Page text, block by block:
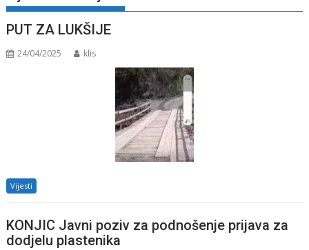
PUT ZA LUKŠIJE
24/04/2025 klis
Vijesti
KONJIC Javni poziv za podnošenje prijava za
dodjelu plastenika